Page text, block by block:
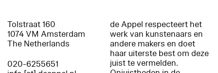
Tolstraat 160
1074 VM Amsterdam
The Netherlands
020-6255651
de Appel respecteert het
werk van kunstenaars en
andere makers en doet
haar uiterste best om deze
juist te vermelden.